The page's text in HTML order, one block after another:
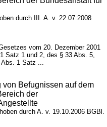
durch III. A. v. 22.07.2008
vom 20. Dezember 2001
Satz 1 und 2, des § 33 Abs. 5,
1 Satz ...
Befugnissen auf dem
der
durch A. v. 19.10.2006 BGBl.